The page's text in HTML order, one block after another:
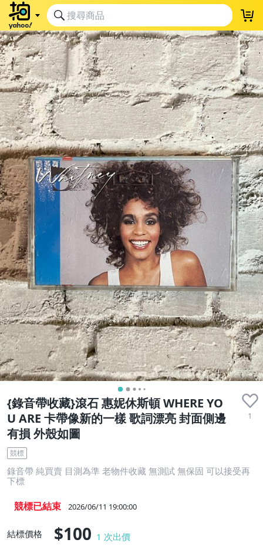
{錄音帶收藏}滾石 惠妮休斯頓 WHERE YO
U ARE 卡帶像新的一樣 歌詞漂亮 封面側邊
有損 外殼如圖
1
競標
錄音帶 純買賣 目測為準 老物件收藏 無測試 無保固 可以接受再
下標
競標已結束 2026/06/11 19:00:00
結標價格 $100 1 次出價